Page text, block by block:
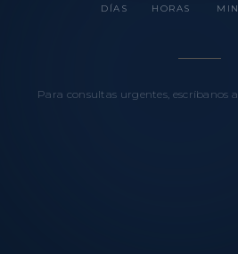
DÍAS HORAS MIN
Para consultas urgentes, escríbanos a